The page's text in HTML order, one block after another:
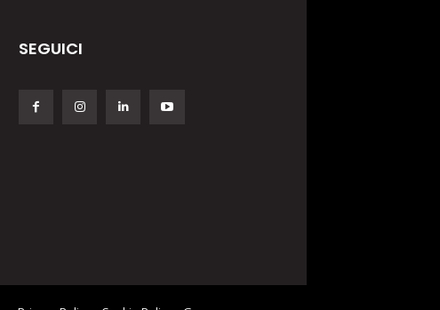
SEGUICI